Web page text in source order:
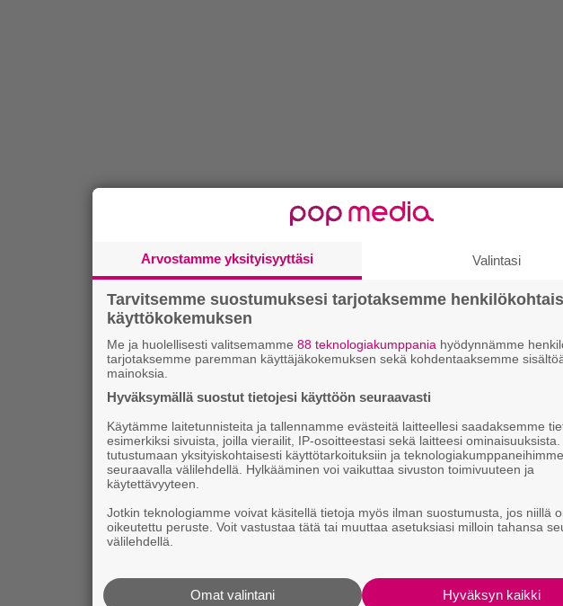
Arvostamme yksityisyyttäsi Valintasi
Tarvitsemme suostumuksesi tarjotaksemme
käyttökokemuksen
Me ja huolellisesti valitsemamme 88 teknologiakumppania hyödynnämme
tarjotaksemme paremman käyttäjäkokemuksen sekä kohdentaaksemme
mainoksia.
Hyväksymällä suostut tietojesi käyttöön seuraavasti
Käytämme laitetunnisteita ja tallennamme evästeitä laitteellesi saadaksemme
esimerkiksi sivuista, joilla vierailit, IP-osoitteestasi sekä laitteesi
tutustumaan yksityiskohtaisesti käyttötarkoituksiin ja teknologiakumppaneihimme
seuraavalla välilehdellä. Hylkääminen voi vaikuttaa sivuston toimivuuteen ja
käytettävyyteen.
Jotkin teknologiamme voivat käsitellä tietoja myös ilman suostumusta, jos niillä
oikeutettu peruste. Voit vastustaa tätä tai muuttaa asetuksiasi milloin tahansa
välilehdellä.
Hyväksyn kaikki
Omat valintani